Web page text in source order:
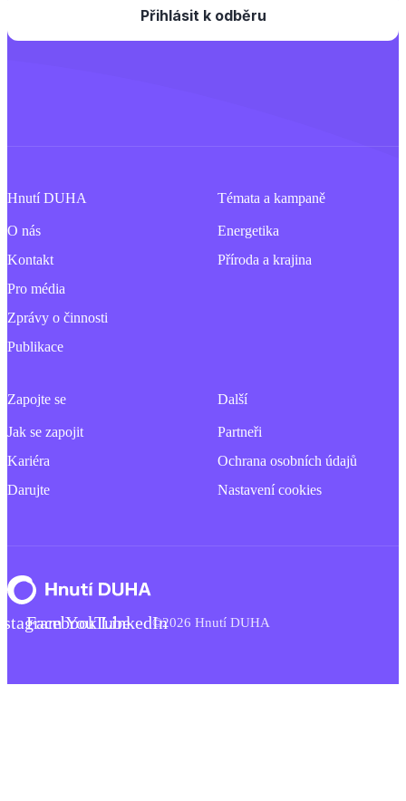
Hnutí DUHA
O nás
Kontakt
Pro média
Zprávy o činnosti
Publikace
Témata a kampaně
Energetika
Příroda a krajina
Zapojte se
Jak se zapojit
Kariéra
Darujte
Další
Partneři
Ochrana osobních údajů
Nastavení cookies
FacebookYouTubeLinkedIn©2026 Hnutí DUHA